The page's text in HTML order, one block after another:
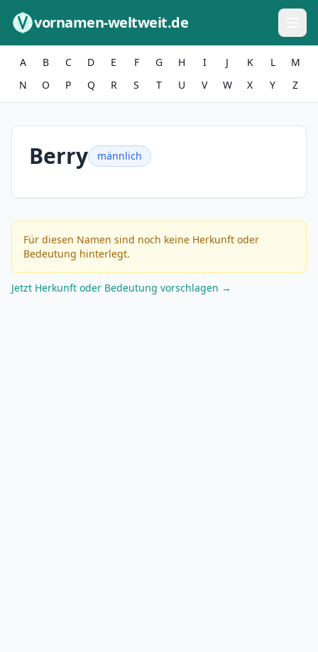
vornamen-weltweit.de
A B C D E F G H I J K L
M
N
O P Q R S T U V W X Y Z
Berry männlich
Für diesen Namen sind noch keine Herkunft oder
Bedeutung hinterlegt.
Jetzt Herkunft oder Bedeutung vorschlagen →